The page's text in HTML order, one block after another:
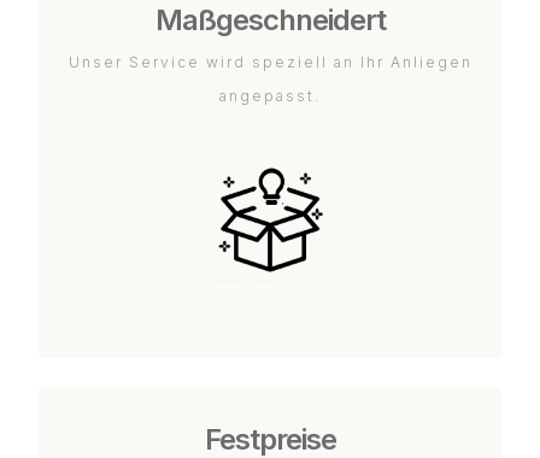
Maßgeschneidert
Unser Service wird speziell an Ihr Anliegen
angepasst.
Festpreise